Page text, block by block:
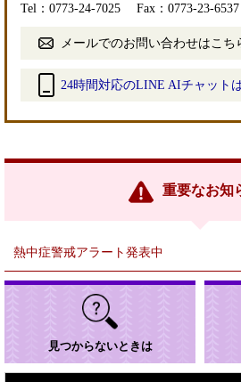
Tel：0773-24-7025
Fax：0773-23-6537
メールでのお問い合わせはこち
24時間対応のLINE AIチャット
リ
重要なお知
熱中症警戒アラート発表中
見つからないときは